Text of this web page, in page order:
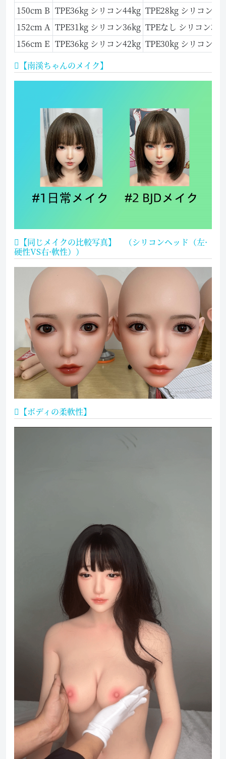
150cm B TPE36kg シリコン44kg TPE28kg シリコン
152cm A TPE31kg シリコン36kg TPEなし シリコン
156cm E TPE36kg シリコン42kg TPE30kg シリコン
【南溪ちゃんのメイク】
【同じメイクの比較写真】 （シリコンヘッド（左·
硬性VS右·軟性））
【ボディの柔軟性】